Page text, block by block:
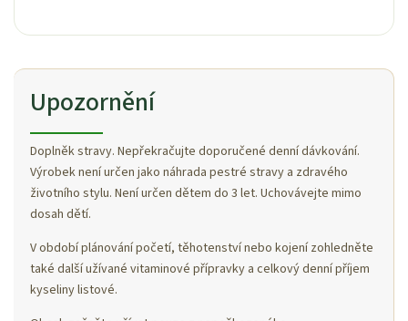
Upozornění
Doplněk stravy. Nepřekračujte doporučené denní dávkování.
Výrobek není určen jako náhrada pestré stravy a zdravého
životního stylu. Není určen dětem do 3 let. Uchovávejte mimo
dosah dětí.
V období plánování početí, těhotenství nebo kojení zohledněte
také další užívané vitaminové přípravky a celkový denní příjem
kyseliny listové.